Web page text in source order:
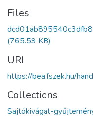
Files
(765.59 KB)
URI
https://bea.fszek.hu/
Collections
Sajtókivágat-